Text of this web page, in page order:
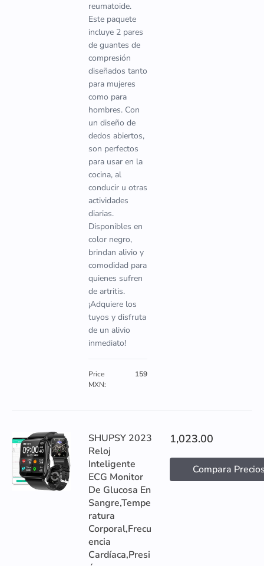
reumatoide.
Este paquete
incluye 2 pares
de guantes de
compresión
diseñados tanto
para mujeres
como para
hombres. Con
un diseño de
dedos abiertos,
son perfectos
para usar en la
cocina, al
conducir u otras
actividades
diarias.
Disponibles en
color negro,
brindan alivio y
comodidad para
quienes sufren
de artritis.
¡Adquiere los
tuyos y disfruta
de un alivio
inmediato!
Price
MXN:
159
SHUPSY 2023
Reloj
Inteligente
ECG Monitor
De Glucosa En
Sangre,Tempe
ratura
Corporal,Frecu
encia
Cardíaca,Presi
1,023.00
Compara